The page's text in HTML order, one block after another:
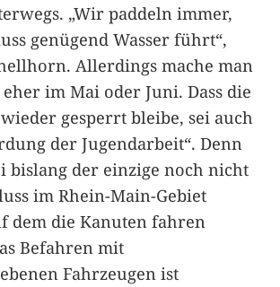
„Wir paddeln immer,
genügend Wasser führt“,
Allerdings mache man
im Mai oder Juni. Dass die
gesperrt bleibe, sei auch
der Jugendarbeit“. Denn
bislang der einzige noch nicht
im Rhein-Main-Gebiet
dem die Kanuten fahren
Befahren mit
Fahrzeugen ist